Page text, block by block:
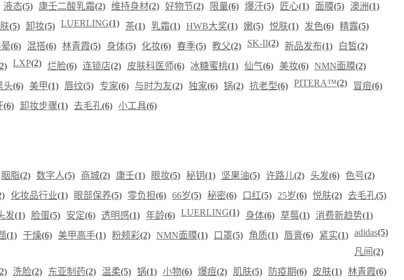
液态(5) 康壬二酸乳霜(2) 维持身材(2) 好物节(2) 限量(6) 爆汗(5) 匠心(1) 面膜(5) 澳洲(1)
(5) 卸妆(5) LUERLING(1) 茶(1) 乳霜(1) HWB大奖(1) 嫩(5) 悦肤(1) 发色(6) 精露(5)
(6) 混搭(6) 林青霞(5) 身体(5) 化妆(6) 春季(5) 教父(2) SK-II(2) 新品发布(1) 白皙(2)
LXP(2) 烂脸(6) 连锁店(2) 皮肤科医师(6) 冰糖蜜桃(1) 仙气(6) 美妆(6) NMN面膜(2)
头(6) 美甲(1) 唇纹(5) 专家(6) 与时为友(2) 独家(6) 锅(2) 抗老型(6) PITERA™(2) 冒痘(6)
(6) 卸妆步骤(1) 去毛孔(6) 小工具(6)
胭脂(2) 数字人(5) 商城(2) 康壬(1) 眼妆(5) 秘钥(1) 坚果油(5) 许路儿(2) 头发(6) 色号(2)
化妆品行业(1) 眼部保养(5) 零负担(6) 66岁(5) 秘密(6) 口红(5) 25岁(6) 悦肤(2) 去毛孔(5)
发(1) 脸蛋(5) 安定(6) 透明感(1) 年龄(6) LUERLING(1) 身体(6) 草莓(1) 消费新趋势(1)
(1) 干燥(6) 美甲高手(1) 粉颊彩(2) NMN面膜(1) 口罩(5) 角质(1) 唇膏(6) 紧实(1) adidas(5)
凡间 (2)
洗脸(2) 东亚制药(2) 温柔(5) 锅(1) 小物(6) 爆痘(2) 肌肤(5) 防疫期(6) 皮肤(1) 林青霞(6)